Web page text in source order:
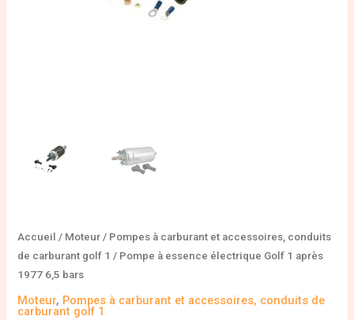
Accueil / Moteur / Pompes à carburant et accessoires, conduits
de carburant golf 1 / Pompe à essence électrique Golf 1 après
1977 6,5 bars
Moteur, Pompes à carburant et accessoires, conduits de
carburant golf 1